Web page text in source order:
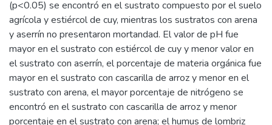
(p<0.05) se encontró en el sustrato compuesto por el suelo
agrícola y estiércol de cuy, mientras los sustratos con arena
y aserrín no presentaron mortandad. El valor de pH fue
mayor en el sustrato con estiércol de cuy y menor valor en
el sustrato con aserrín, el porcentaje de materia orgánica fue
mayor en el sustrato con cascarilla de arroz y menor en el
sustrato con arena, el mayor porcentaje de nitrógeno se
encontró en el sustrato con cascarilla de arroz y menor
porcentaje en el sustrato con arena; el humus de lombriz